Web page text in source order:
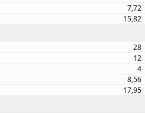
7,72
15,82
28
12
4
8,56
17,95